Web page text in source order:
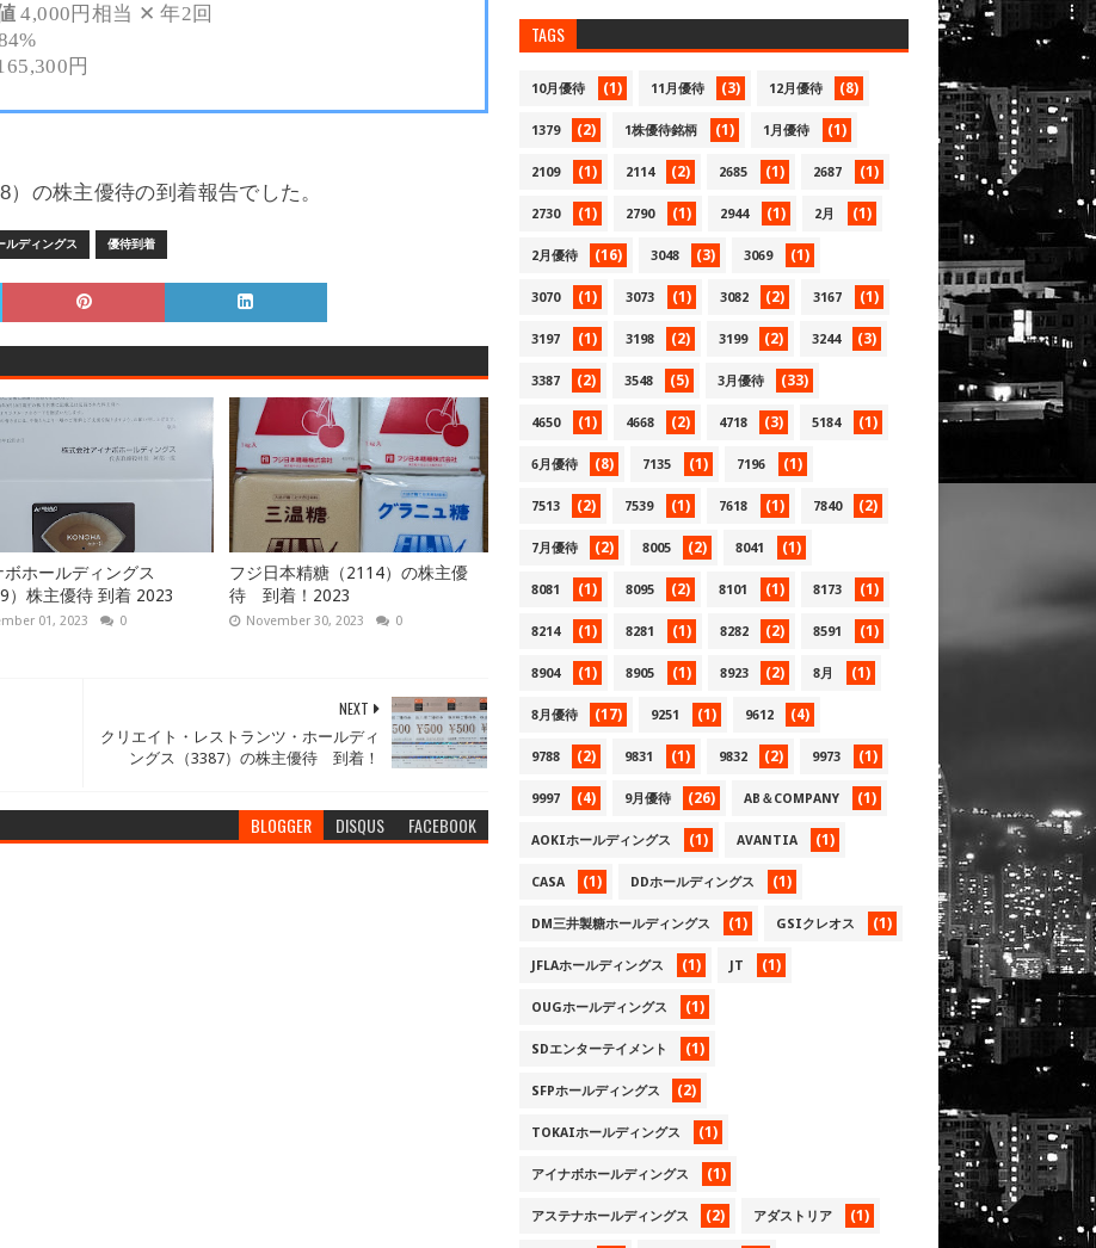
4,000円相当 ✕ 年2回
円
の株主優待の到着報告でした。
ルディングス 優待到着
ボホールディングス
）株主優待 到着 2023
01, 2023 0
フジ日本精糖（2114）の株主優
待 到着！2023
November 30, 2023 0
NEXT
クリエイト・レストランツ・ホールディ
ングス（3387）の株主優待 到着！
BLOGGER DISQUS FACEBOOK
TAGS
10月優待 (1) 11月優待 (3) 12月優待 (8)
1379 (2) 1株優待銘柄 (1) 1月優待 (1)
2109 (1) 2114 (2) 2685 (1) 2687 (1)
2730 (1) 2790 (1) 2944 (1) 2月 (1)
2月優待 (16) 3048 (3) 3069 (1)
3070 (1) 3073 (1) 3082 (2) 3167 (1)
3197 (1) 3198 (2) 3199 (2) 3244 (3)
3387 (2) 3548 (5) 3月優待 (33)
4650 (1) 4668 (2) 4718 (3) 5184 (1)
6月優待 (8) 7135 (1) 7196 (1)
7513 (2) 7539 (1) 7618 (1) 7840 (2)
7月優待 (2) 8005 (2) 8041 (1)
8081 (1) 8095 (2) 8101 (1) 8173 (1)
8214 (1) 8281 (1) 8282 (2) 8591 (1)
8904 (1) 8905 (1) 8923 (2) 8月 (1)
8月優待 (17) 9251 (1) 9612 (4)
9788 (2) 9831 (1) 9832 (2) 9973 (1)
9997 (4) 9月優待 (26) AB＆COMPANY (1)
AOKIホールディングス (1) AVANTIA (1)
CASA (1) DDホールディングス (1)
DM三井製糖ホールディングス (1) GSIクレオス (1)
JFLAホールディングス (1) JT (1)
OUGホールディングス (1)
SDエンターテイメント (1)
SFPホールディングス (2)
TOKAIホールディングス (1)
アイナボホールディングス (1)
アステナホールディングス (2) アダストリア (1)